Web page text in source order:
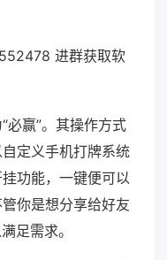
进群获取软
必赢”。其操作方式
定义手机打牌系统
功能，一键便可以
你是想分享给好友
足需求。